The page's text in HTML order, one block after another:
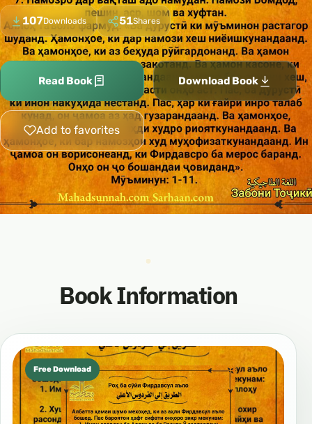
107Downloads 51Shares
Read Book Download Book
Add to favorites
Book Information
Free Download